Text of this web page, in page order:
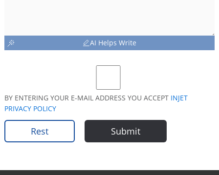
AI Helps Write
BY ENTERING YOUR E-MAIL ADDRESS YOU ACCEPT INJET
PRIVACY POLICY
Rest Submit